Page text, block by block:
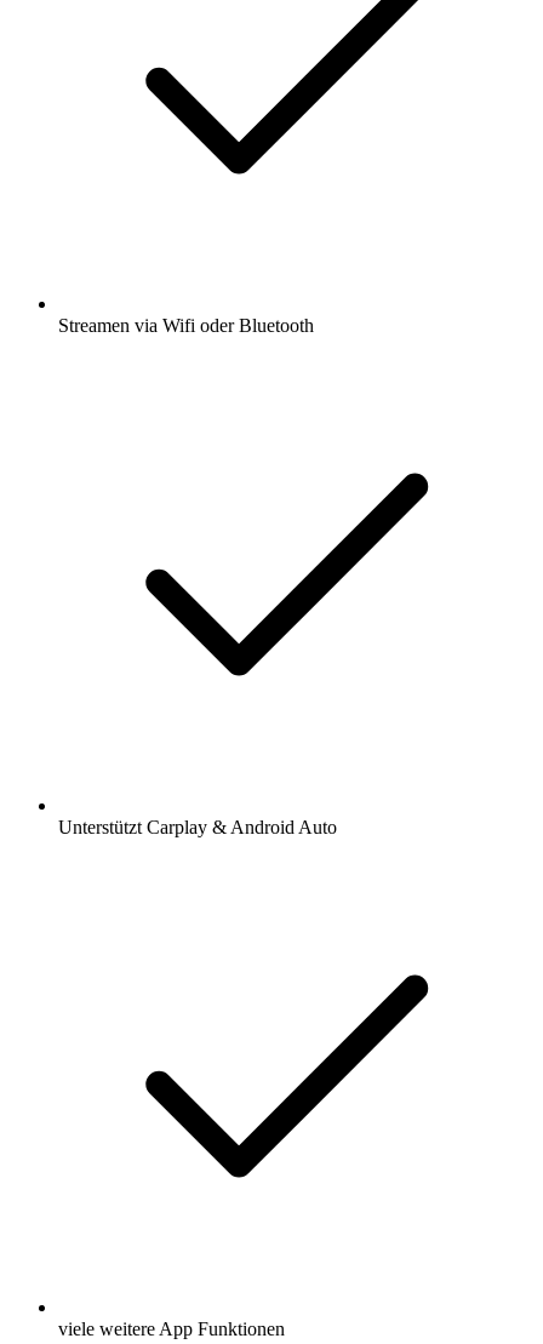
Streamen via Wifi oder Bluetooth
Unterstützt Carplay & Android Auto
viele weitere App Funktionen